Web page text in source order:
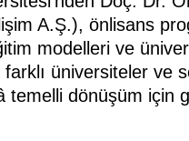
A.Ş.), önlisans
modelleri ve
üniversiteler ve
temelli dönüşüm için